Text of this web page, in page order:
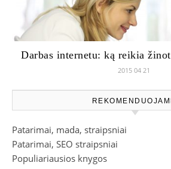
Darbas internetu: ką reikia
2015 04 21
Patarimai, mada, straipsniai
Patarimai, SEO straipsniai
Populiariausios knygos